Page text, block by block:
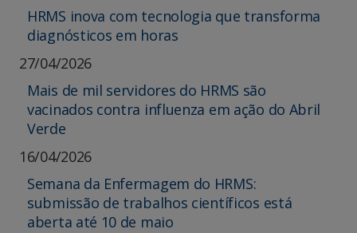
HRMS inova com tecnologia que transforma
diagnósticos em horas
27/04/2026
Mais de mil servidores do HRMS são
vacinados contra influenza em ação do Abril
Verde
16/04/2026
Semana da Enfermagem do HRMS:
submissão de trabalhos científicos está
aberta até 10 de maio